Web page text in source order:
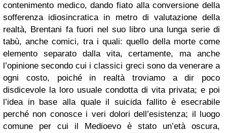
contenimento medico, dando fiato alla conversione della
sofferenza idiosincratica in metro di valutazione della
realtà, Brentani fa fuori nel suo libro una lunga serie di
tabù, anche comici, tra i quali: quello della morte come
elemento separato dalla vita, certamente, ma anche
l’opinione secondo cui i classici greci sono da venerare a
ogni costo, poiché in realtà troviamo a dir poco
disdicevole la loro usuale condotta di vita privata; e poi
l’idea in base alla quale il suicida fallito è esecrabile
perché non conosce i veri dolori dell’esistenza; il luogo
comune per cui il Medioevo è stato un’età oscura,